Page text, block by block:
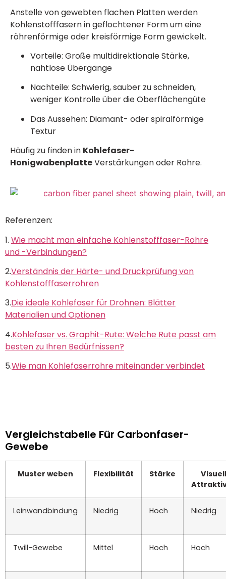
Anstelle von gewebten flachen Platten werden
Kohlenstofffasern in geflochtener Form um eine
röhrenförmige oder kreisförmige Form gewickelt.
Vorteile: Große multidirektionale Stärke,
nahtlose Übergänge
Nachteile: Schwierig, sauber zu schneiden,
weniger Kontrolle über die Oberflächengüte
Das Aussehen: Diamant- oder spiralförmige
Textur
Häufig zu finden in Kohlefaser-
HonigwabenplatteVerstärkungen oder Rohre.
Referenzen:
1. Wie macht man einfache Kohlenstofffaser-Rohre
und -Verbindungen?
2.Verständnis der Härte- und Druckprüfung von
Kohlenstofffaserrohren
3.Die ideale Kohlefaser für Drohnen: Blätter
Materialien und Optionen
4.Kohlefaser vs. Graphit-Rute: Welche Rute passt am
besten zu Ihren Bedürfnissen?
5.Wie man Kohlefaserrohre miteinander verbindet
Vergleichstabelle Für Carbonfaser-
Gewebe
Muster weben Flexibilität Stärke
Leinwandbindung Niedrig Hoch Niedrig
Twill-Gewebe Mittel Hoch Hoch